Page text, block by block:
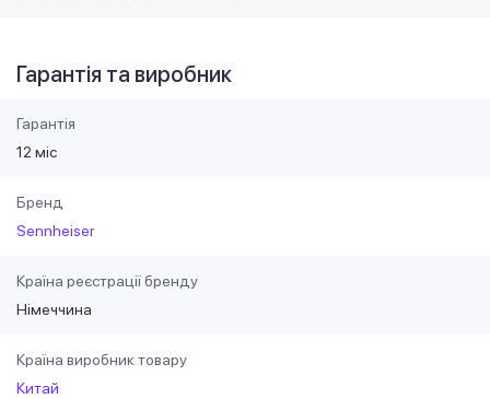
Гарантія та виробник
Гарантія
12 міс
Бренд
Sennheiser
Країна реєстрації бренду
Німеччина
Країна виробник товару
Китай